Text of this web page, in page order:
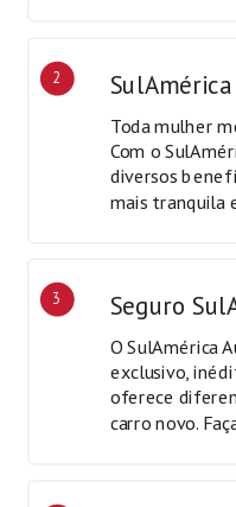
2
Toda mulher
Com o
diversos
mais tranquila
3 Seguro
O SulAmérica
exclusivo,
oferece
carro novo.